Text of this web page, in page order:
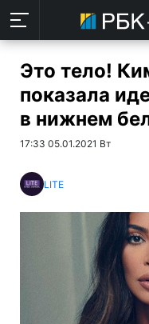
Это тело!
показала
в нижнем
17:33 05.01.2021 Вт
LITE